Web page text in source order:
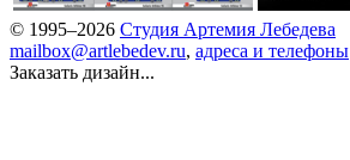
© 1995–2026 Студия Артемия Лебедева
mailbox@artlebedev.ru, адреса и телефоны
Заказать дизайн...